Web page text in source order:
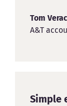
Tom
A&T
Simple